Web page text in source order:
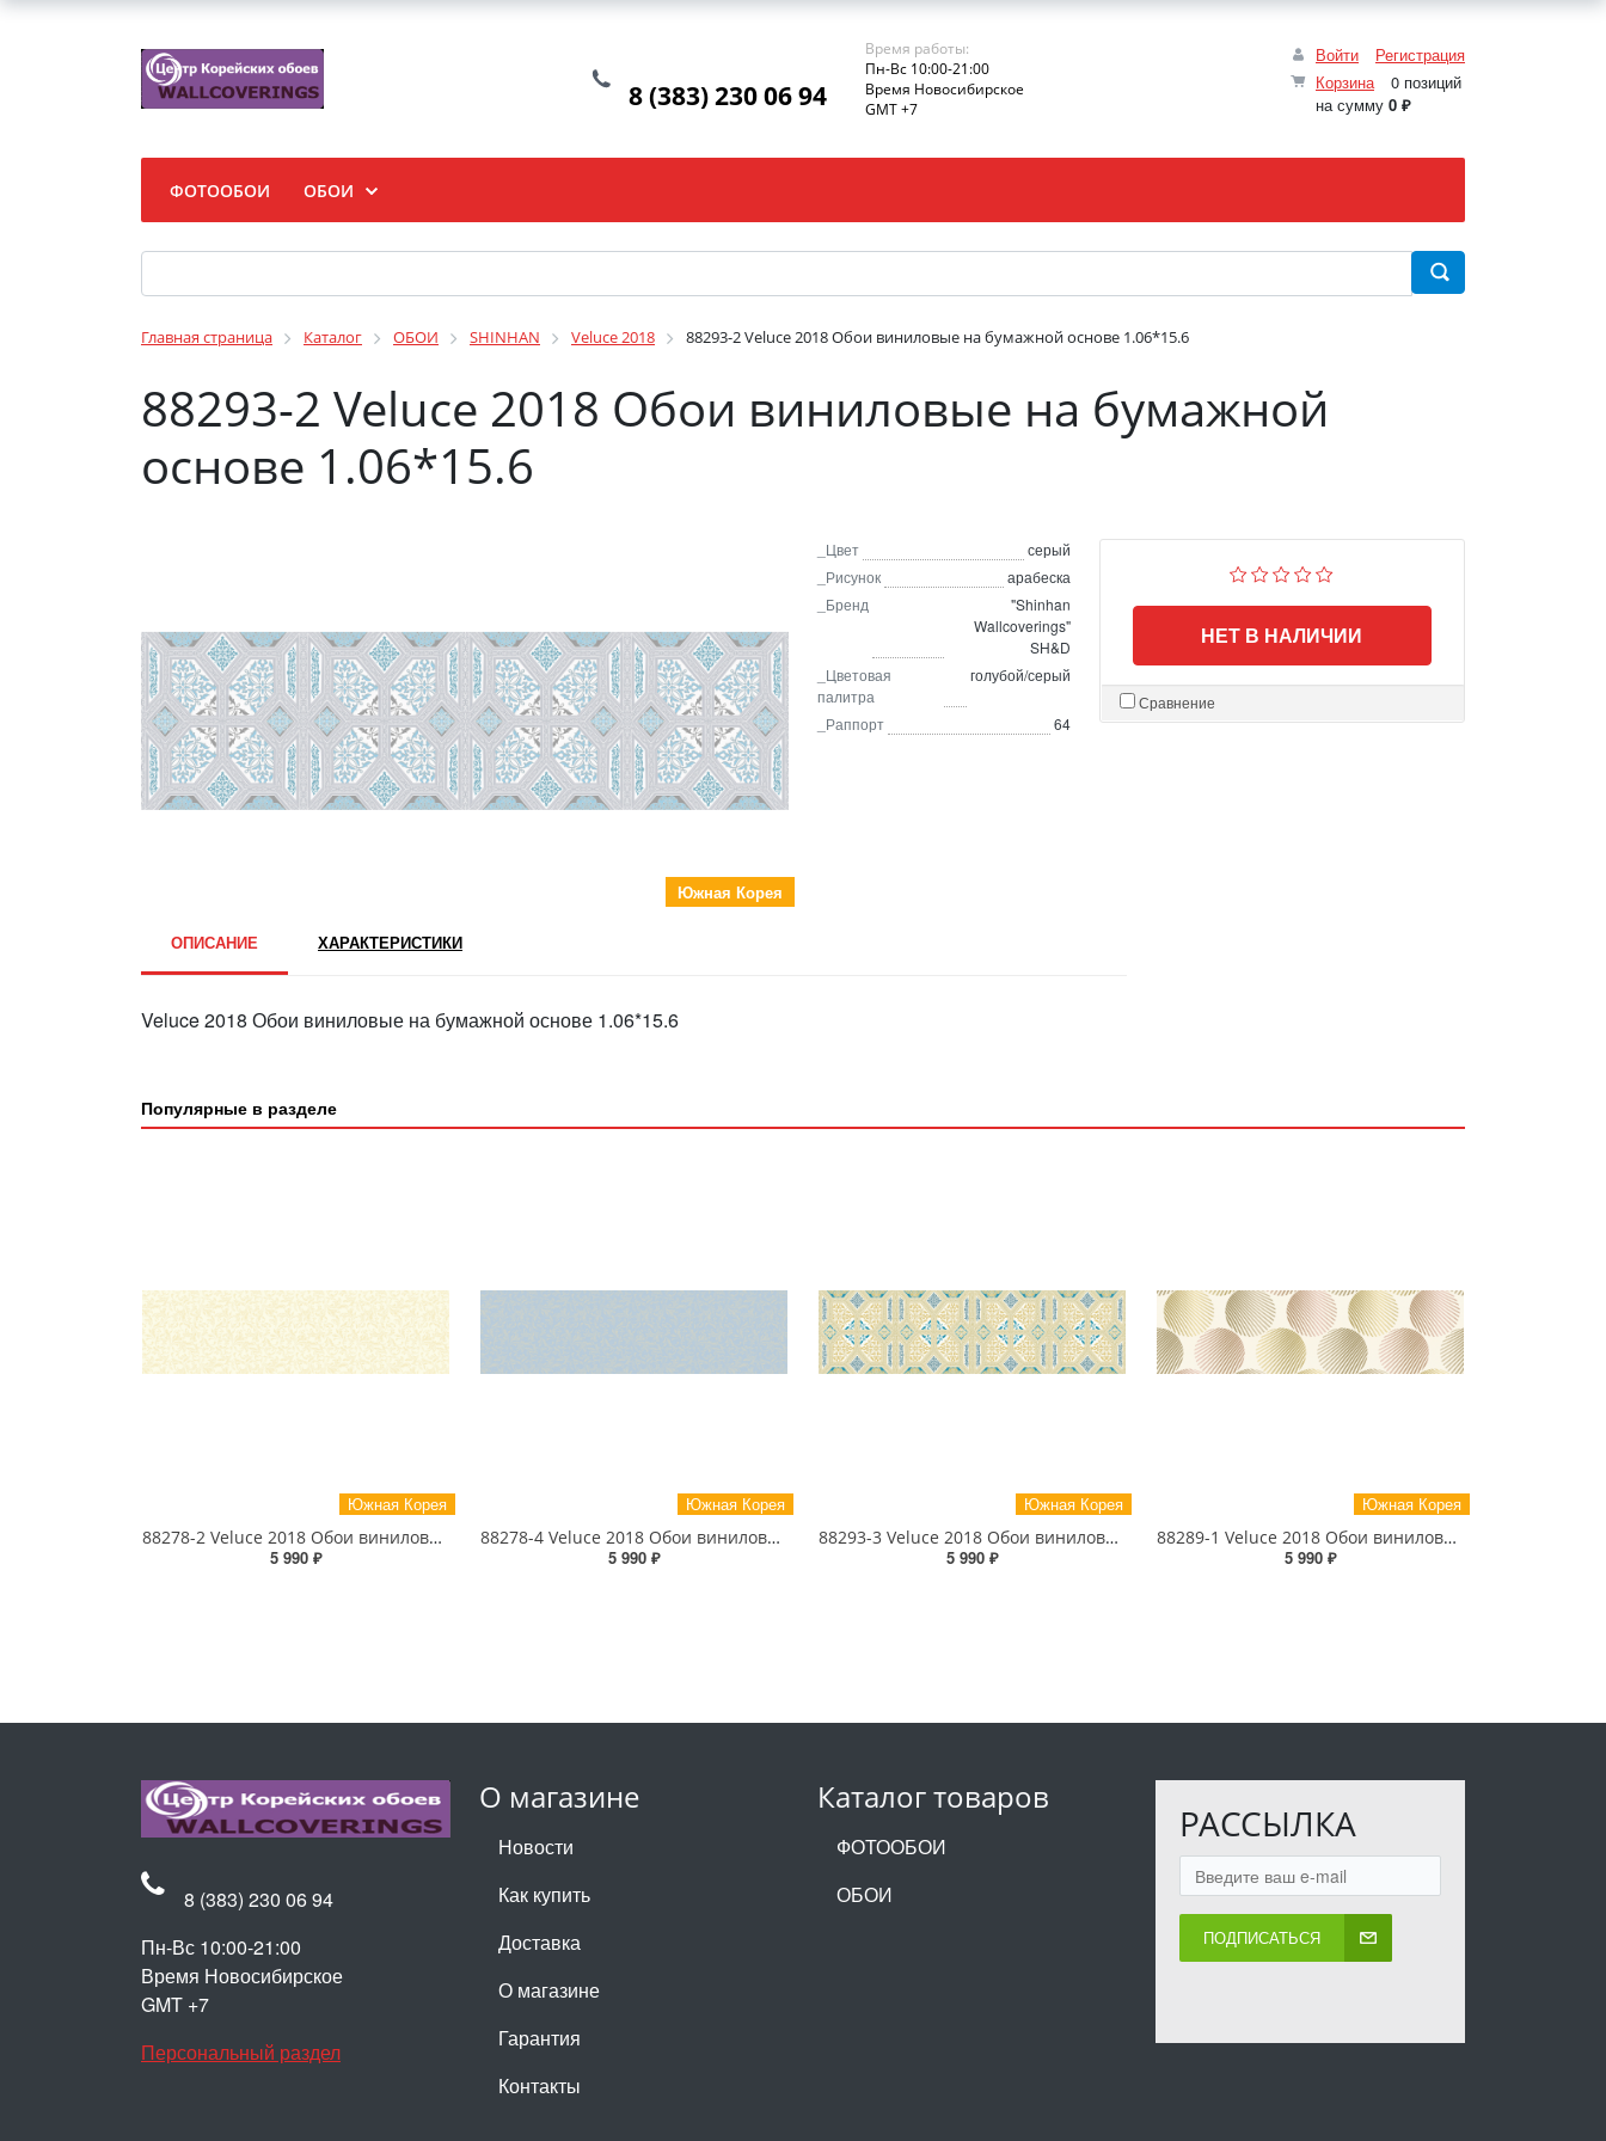
Войти
Регистрация
Корзина
0 позиций
на сумму 0 ₽
8 (383) 230 06 94
Время работы:
Пн-Вс 10:00-21:00
Время Новосибирское
GMT +7
ФОТООБОИ ОБОИ
Главная страница Каталог ОБОИ SHINHAN Veluce 2018 88293-2 Veluce 2018 Обои виниловые на бумажной основе 1.06*15.6
88293-2 Veluce 2018 Обои виниловые на бумажной
основе 1.06*15.6
Южная Корея
_Цвет
серый
_Рисунок
арабеска
_Бренд
"Shinhan
Wallcoverings"
SH&D
_Цветовая
палитра
голубой/серый
_Раппорт 64
НЕТ В НАЛИЧИИ
Сравнение
ОПИСАНИЕ ХАРАКТЕРИСТИКИ
Veluce 2018 Обои виниловые на бумажной основе 1.06*15.6
Популярные в разделе
Южная Корея
88278-2 Veluce 2018 Обои виниловые на бумажной основе 1.06*15.6
5 990 ₽
Южная Корея
88278-4 Veluce 2018 Обои виниловые на бумажной основе 1.06*15.6
5 990 ₽
Южная Корея
88293-3 Veluce 2018 Обои виниловые на бумажной основе 1.06*15.6
5 990 ₽
Южная Корея
88289-1 Veluce 2018 Обои виниловые на бумажной основе 1.06*15.6
5 990 ₽
О магазине
Новости
Как купить
Доставка
О магазине
Гарантия
Контакты
Каталог товаров
ФОТООБОИ
ОБОИ
РАССЫЛКА
ПОДПИСАТЬСЯ
8 (383) 230 06 94
Пн-Вс 10:00-21:00
Время Новосибирское
GMT +7
Персональный раздел